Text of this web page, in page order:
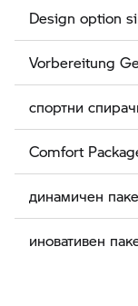
Design option
Vorbereitung
спортни
Comfort
динамичен
иновативен